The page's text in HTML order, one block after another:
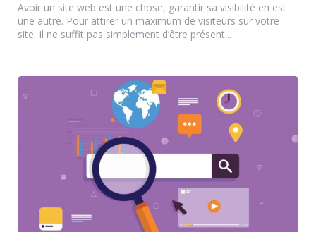
Avoir un site web est une chose, garantir sa visibilité en est
une autre. Pour attirer un maximum de visiteurs sur votre
site, il ne suffit pas simplement d’être présent...